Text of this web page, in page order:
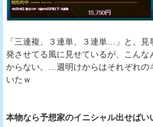
「三連複、３連単、３連単…」と、
発させてる風に見せているが、こん
からない。…週明けからはそれぞれの
いたｗ
本物なら予想家のイニシャル出せばい